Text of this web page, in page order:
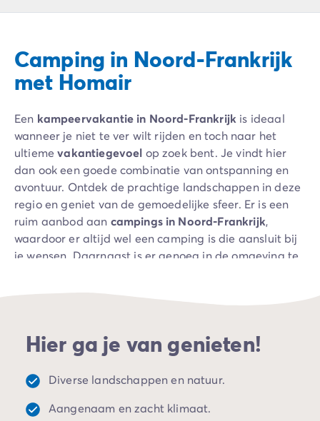
Camping Annecy
Camping Italië
Camping Emilia Romagna
Camping Rome
Camping Lombardije
Camping Gardameer
Camping Peschiera Del Garda
Camping Lago Maggiore
Camping Puglia
Camping Sardinië
Camping Toscane
Camping Florence
Camping Venetië
Camping Cantabrië
Camping San Sebastian
Camping Portugal
Andere bestemmingen
Camping in Noord-Frankrijk
met Homair
Een kampeervakantie in Noord-Frankrijk is ideaal
wanneer je niet te ver wilt rijden en toch naar het
ultiemevakantiegevoel op zoek bent. Je vindt hier
dan ook een goede combinatie van ontspanning en
avontuur. Ontdek de prachtige landschappen in deze
regio en geniet van de gemoedelijke sfeer. Er is een
ruim aanbod aan campings in Noord-Frankrijk,
waardoor er altijd wel een camping is die aansluit bij
je wensen. Daarnaast is er genoeg in de omgeving te
of bewonder de
Frankrijk zijn Bretagne en Picardië. Ook hebben we bij
van de liefde.
Hier ga je van genieten!
Diverse landschappen en natuur.
Aangenaam en zacht klimaat.